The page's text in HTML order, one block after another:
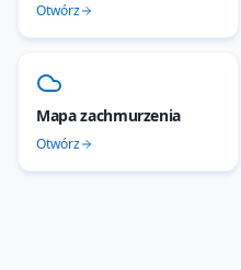
Otwórz
Mapa zachmurzenia
Otwórz